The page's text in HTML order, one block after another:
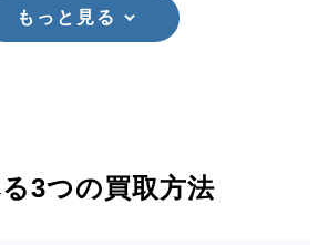
もっと見る
3つの買取方法